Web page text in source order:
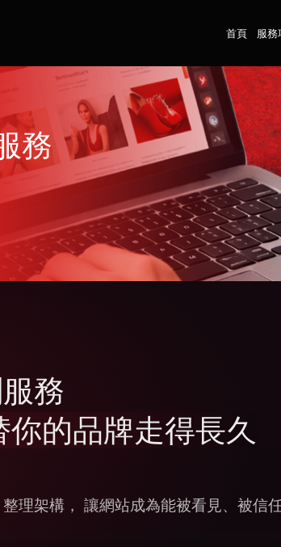
首頁 服務
務
務
的品牌走得長久
理架構， 讓網站成為能被看見、被信